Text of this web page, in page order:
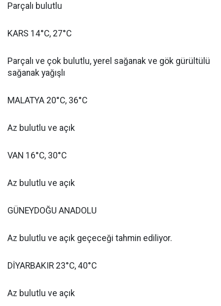
Parçalı bulutlu
KARS 14°C, 27°C
Parçalı ve çok bulutlu, yerel sağanak ve gök gürültülü
sağanak yağışlı
MALATYA 20°C, 36°C
Az bulutlu ve açık
VAN 16°C, 30°C
Az bulutlu ve açık
GÜNEYDOĞU ANADOLU
Az bulutlu ve açık geçeceği tahmin ediliyor.
DİYARBAKIR 23°C, 40°C
Az bulutlu ve açık